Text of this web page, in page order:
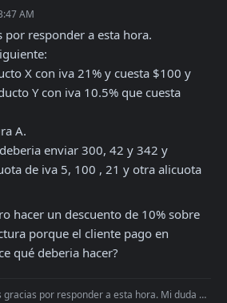
AM
por responder a esta hora.
X con iva 21% y cuesta $100 y
Y con iva 10.5% que cuesta
A.
enviar 300, 42 y 342 y
de iva 5, 100 , 21 y otra alicuota
hacer un descuento de 10% sobre
porque el cliente pago en
qué deberia hacer?
a esta hora. Mi duda es la siguiente: Tengo un producto X con iva 21% y cuesta $100 y tengo otro producto Y con iva 10.5% que cues